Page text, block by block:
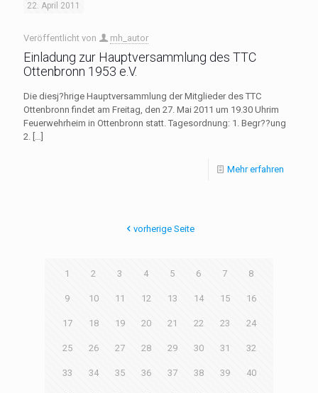
22. April 2011
Veröffentlicht von mh_autor
Einladung zur Hauptversammlung des TTC
Ottenbronn 1953 e.V.
Die diesj?hrige Hauptversammlung der Mitglieder des TTC
Ottenbronn findet am Freitag, den 27. Mai 2011 um 19.30 Uhrim
Feuerwehrheim in Ottenbronn statt. Tagesordnung: 1. Begr??ung
2. […]
Mehr erfahren
vorherige Seite
1 2 3 4 5 6 7 8
9 10 11 12 13 14 15 16
17 18 19 20 21 22 23 24
25 26 27 28 29 30 31 32
33 34 35 36 37 38 39 40